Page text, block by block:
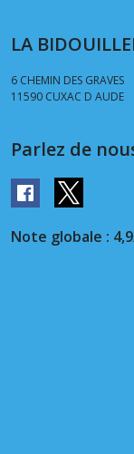
LA
6 CHEMIN DES GRAVES
11590 CUXAC D AUDE
Parlez de
Note globale :